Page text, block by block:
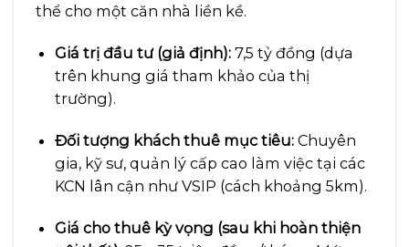
thể cho một căn nhà liền kề.
Giá trị đầu tư (giả định): 7,5 tỷ đồng (dựa
trên khung giá tham khảo của thị
trường).
Đối tượng khách thuê mục tiêu: Chuyên
gia, kỹ sư, quản lý cấp cao làm việc tại các
KCN lân cận như VSIP (cách khoảng 5km).
Giá cho thuê kỳ vọng (sau khi hoàn thiện